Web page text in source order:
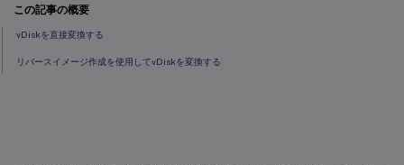
この記事の概要
vDiskを直接変換する
リバースイメージ作成を使用してvDiskを変換する